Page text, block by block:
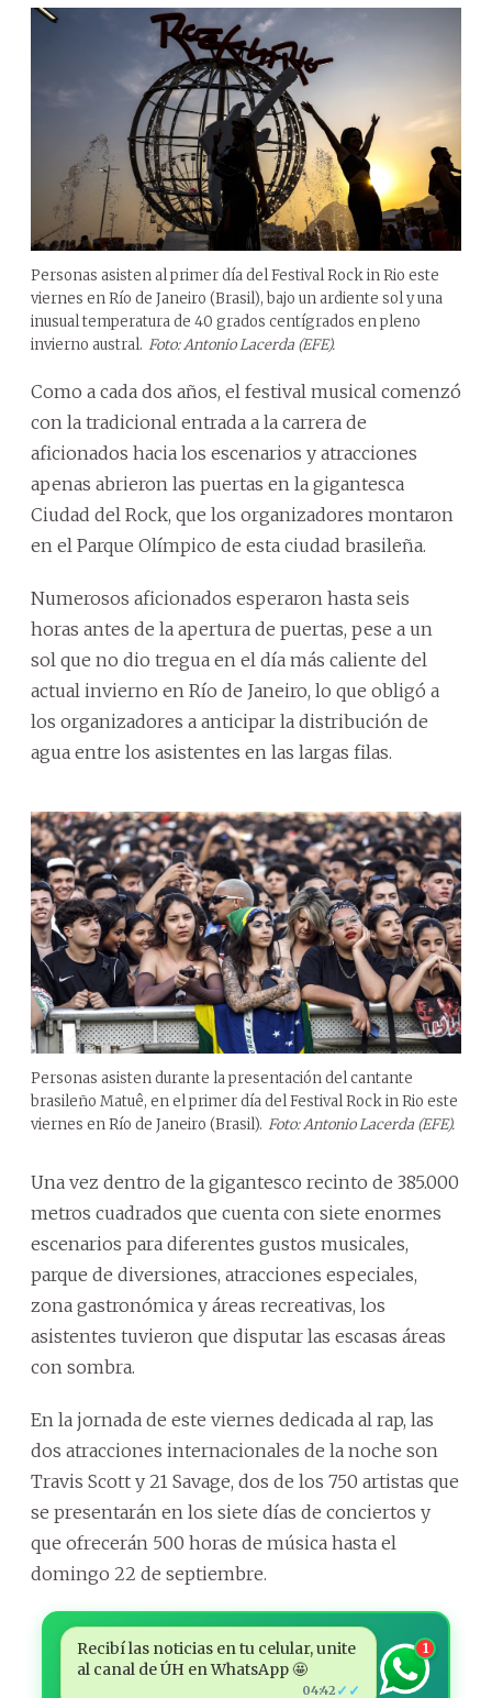
Personas asisten al primer día del Festival Rock in Rio este
viernes en Río de Janeiro (Brasil), bajo un ardiente sol y una
inusual temperatura de 40 grados centígrados en pleno
invierno austral. Foto: Antonio Lacerda (EFE).
Como a cada dos años, el festival musical comenzó
con la tradicional entrada a la carrera de
aficionados hacia los escenarios y atracciones
apenas abrieron las puertas en la gigantesca
Ciudad del Rock, que los organizadores montaron
en el Parque Olímpico de esta ciudad brasileña.
Numerosos aficionados esperaron hasta seis
horas antes de la apertura de puertas, pese a un
sol que no dio tregua en el día más caliente del
actual invierno en Río de Janeiro, lo que obligó a
los organizadores a anticipar la distribución de
agua entre los asistentes en las largas filas.
Personas asisten durante la presentación del cantante
brasileño Matuê, en el primer día del Festival Rock in Rio este
viernes en Río de Janeiro (Brasil). Foto: Antonio Lacerda (EFE).
Una vez dentro de la gigantesco recinto de 385.000
metros cuadrados que cuenta con siete enormes
escenarios para diferentes gustos musicales,
parque de diversiones, atracciones especiales,
zona gastronómica y áreas recreativas, los
asistentes tuvieron que disputar las escasas áreas
con sombra.
En la jornada de este viernes dedicada al rap, las
dos atracciones internacionales de la noche son
Travis Scott y 21 Savage, dos de los 750 artistas que
se presentarán en los siete días de conciertos y
que ofrecerán 500 horas de música hasta el
domingo 22 de septiembre.
Recibí las noticias en tu celular, unite
al canal de ÚH en WhatsApp 🤩
04:42 ✓✓
1